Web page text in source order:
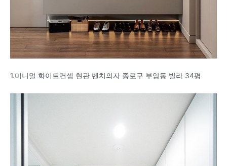
1.미니멀 화이트컨셉 현관 벤치의자 종로구 부암동 빌라 34평